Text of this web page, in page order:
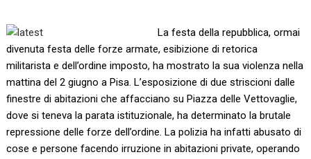
La festa della repubblica, ormai
divenuta festa delle forze armate, esibizione di retorica
militarista e dell’ordine imposto, ha mostrato la sua violenza nella
mattina del 2 giugno a Pisa. L’esposizione di due striscioni dalle
finestre di abitazioni che affacciano su Piazza delle Vettovaglie,
dove si teneva la parata istituzionale, ha determinato la brutale
repressione delle forze dell’ordine. La polizia ha infatti abusato di
cose e persone facendo irruzione in abitazioni private, operando